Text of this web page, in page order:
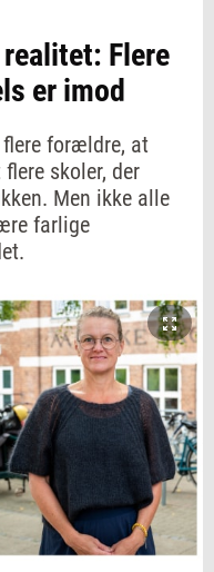
Flere
er imod
forældre, at
skoler, der
Men ikke alle
farlige